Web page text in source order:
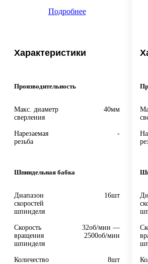
Подробнее
Характеристики
Производительность
Макс. диаметр
сверления
40мм
Нарезаемая
резьба
-
Шпиндельная бабка
Диапазон
скоростей
шпинделя
16шт
Скорость
вращения
шпинделя
32об/мин —
2500об/мин
Количество 8шт